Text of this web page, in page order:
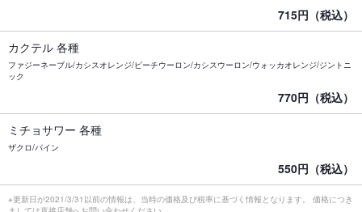
715円（税込）
カクテル 各種
ファジーネーブル/カシスオレンジ/ピーチウーロン/カシスウーロン/ウォッカオレンジ/ジントニ
ック
770円（税込）
ミチョサワー 各種
ザクロ/パイン
550円（税込）
※更新日が2021/3/31以前の情報は、当時の価格及び税率に基づく情報となります。 価格につき